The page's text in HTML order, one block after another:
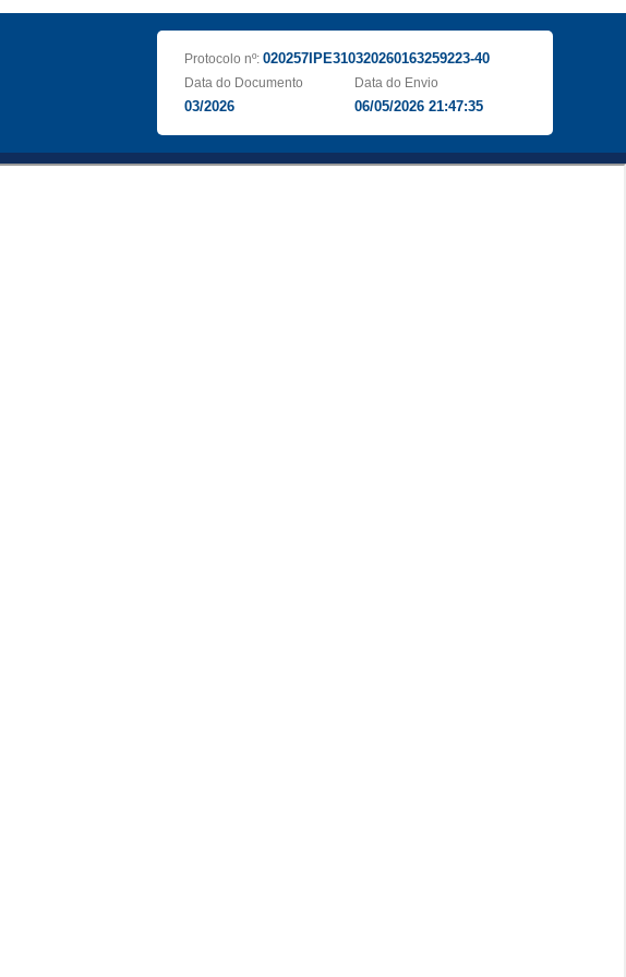
Protocolo nº: 020257IPE310320260163259223-40
Data do Documento
03/2026
Data do Envio
06/05/2026 21:47:35